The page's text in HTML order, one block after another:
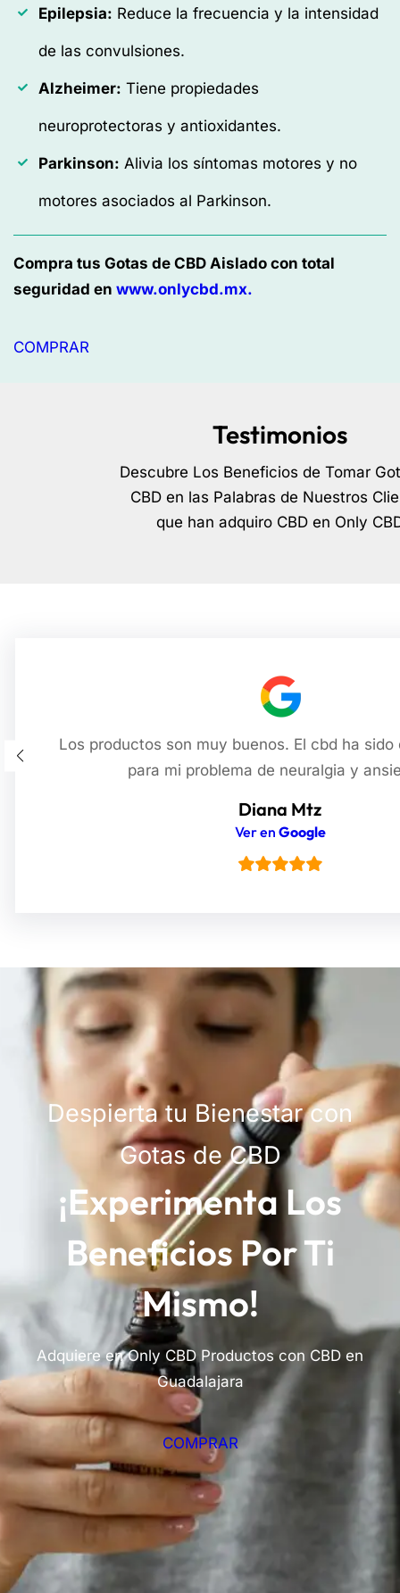
Epilepsia: Reduce la frecuencia y la intensidad
de las convulsiones.
Alzheimer: Tiene propiedades
neuroprotectoras y antioxidantes.
Parkinson: Alivia los síntomas motores y no
motores asociados al Parkinson.
Compra tus Gotas de CBD Aislado con total
seguridad en www.onlycbd.mx.
COMPRAR
Testimonios
Descubre Los Beneficios de Tomar
CBD en las Palabras de Nuestros
que han adquiro CBD en Only
Los productos son muy buenos. El cbd ha sido
para mi problema de neuralgia y
Diana Mtz
Ver en Google
Despierta tu Bienestar con
Gotas de CBD
¡Experimenta Los
Beneficios Por Ti
Mismo!
Adquiere en Only CBD Productos con CBD en
Guadalajara
COMPRAR